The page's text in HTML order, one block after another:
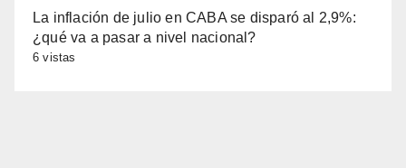
La inflación de julio en CABA se disparó al 2,9%:
¿qué va a pasar a nivel nacional?
6 vistas